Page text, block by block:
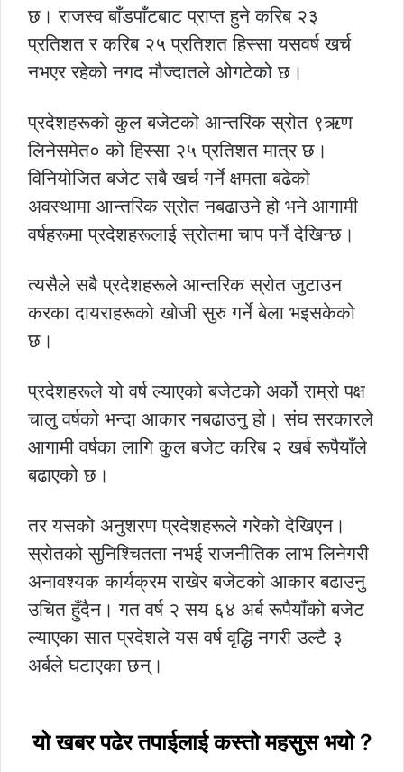
छ। राजस्व बाँडपाँटबाट प्राप्त हुने करिब २३
प्रतिशत र करिब २५ प्रतिशत हिस्सा यसवर्ष खर्च
नभएर रहेको नगद मौज्दातले ओगटेको छ।
प्रदेशहरूको कुल बजेटको आन्तरिक स्रोत ९ऋण
लिनेसमेत० को हिस्सा २५ प्रतिशत मात्र छ।
विनियोजित बजेट सबै खर्च गर्ने क्षमता बढेको
अवस्थामा आन्तरिक स्रोत नबढाउने हो भने आगामी
वर्षहरूमा प्रदेशहरूलाई स्रोतमा चाप पर्ने देखिन्छ।
त्यसैले सबै प्रदेशहरूले आन्तरिक स्रोत जुटाउन
करका दायराहरूको खोजी सुरु गर्ने बेला भइसकेको
छ।
प्रदेशहरूले यो वर्ष ल्याएको बजेटको अर्को राम्रो पक्ष
चालु वर्षको भन्दा आकार नबढाउनु हो। संघ सरकारले
आगामी वर्षका लागि कुल बजेट करिब २ खर्ब रूपैयाँले
बढाएको छ।
तर यसको अनुशरण प्रदेशहरूले गरेको देखिएन।
स्रोतको सुनिश्चितता नभई राजनीतिक लाभ लिनेगरी
अनावश्यक कार्यक्रम राखेर बजेटको आकार बढाउनु
उचित हुँदैन। गत वर्ष २ सय ६४ अर्ब रूपैयाँको बजेट
ल्याएका सात प्रदेशले यस वर्ष वृद्धि नगरी उल्टै ३
अर्बले घटाएका छन्।
यो खबर पढेर तपाईलाई कस्तो महसुस भयो ?